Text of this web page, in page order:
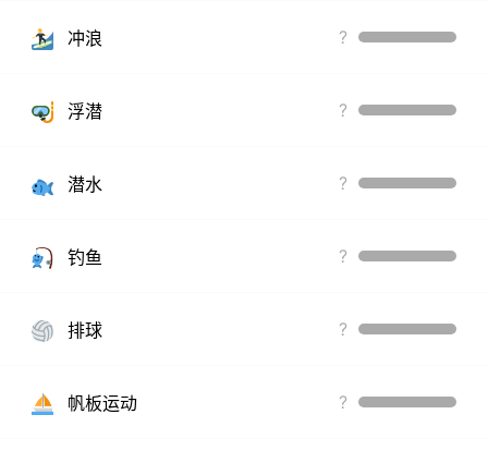
冲浪 ?
浮潜 ?
潜水 ?
钓鱼 ?
排球 ?
帆板运动 ?